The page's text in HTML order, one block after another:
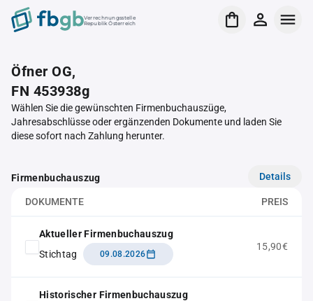
Verrechnungsstelle
Republik Österreich
Öfner OG,
FN 453938g
Wählen Sie die gewünschten Firmenbuchauszüge,
Jahresabschlüsse oder ergänzenden Dokumente und laden Sie
diese sofort nach Zahlung herunter.
Firmenbuchauszug Details
DOKUMENTE PREIS
Aktueller Firmenbuchauszug
Stichtag
09.08.2026
15,90€
Historischer Firmenbuchauszug